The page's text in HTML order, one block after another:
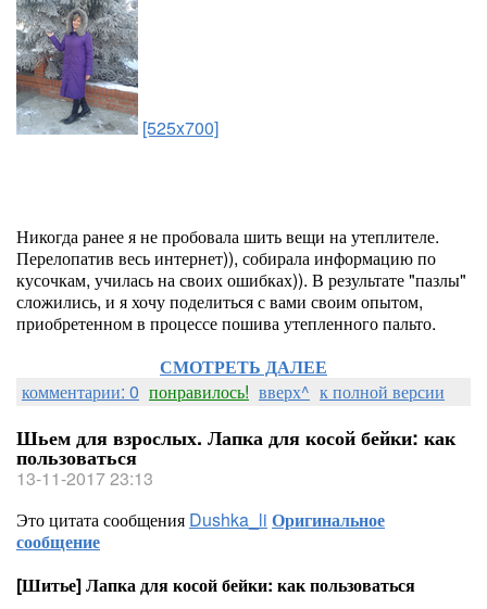
[525x700]
Никогда ранее я не пробовала шить вещи на утеплителе.
Перелопатив весь интернет)), собирала информацию по
кусочкам, училась на своих ошибках)). В результате "пазлы"
сложились, и я хочу поделиться с вами своим опытом,
приобретенном в процессе пошива утепленного пальто.
СМОТРЕТЬ ДАЛЕЕ
комментарии: 0 понравилось! вверх^ к полной версии
Шьем для взрослых. Лапка для косой бейки: как
пользоваться
13-11-2017 23:13
Это цитата сообщения Dushka_li Оригинальное
сообщение
[Шитье] Лапка для косой бейки: как пользоваться